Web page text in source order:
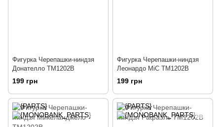
Фигурка Черепашки-ниндзя
Донателло TM1202B
199 грн
Фигурка Черепашки-ниндзя
Леонардо MiC TM1202B
199 грн